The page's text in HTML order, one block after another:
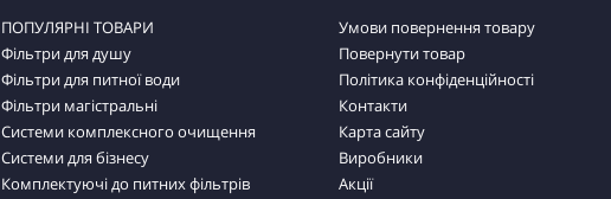
ПОПУЛЯРНІ ТОВАРИ
Фільтри для душу
Фільтри для питної води
Фільтри магістральні
Системи комплексного очищення
Системи для бізнесу
Комплектуючі до питних фільтрів
Умови повернення товару
Повернути товар
Політика конфіденційності
Контакти
Карта сайту
Виробники
Акції